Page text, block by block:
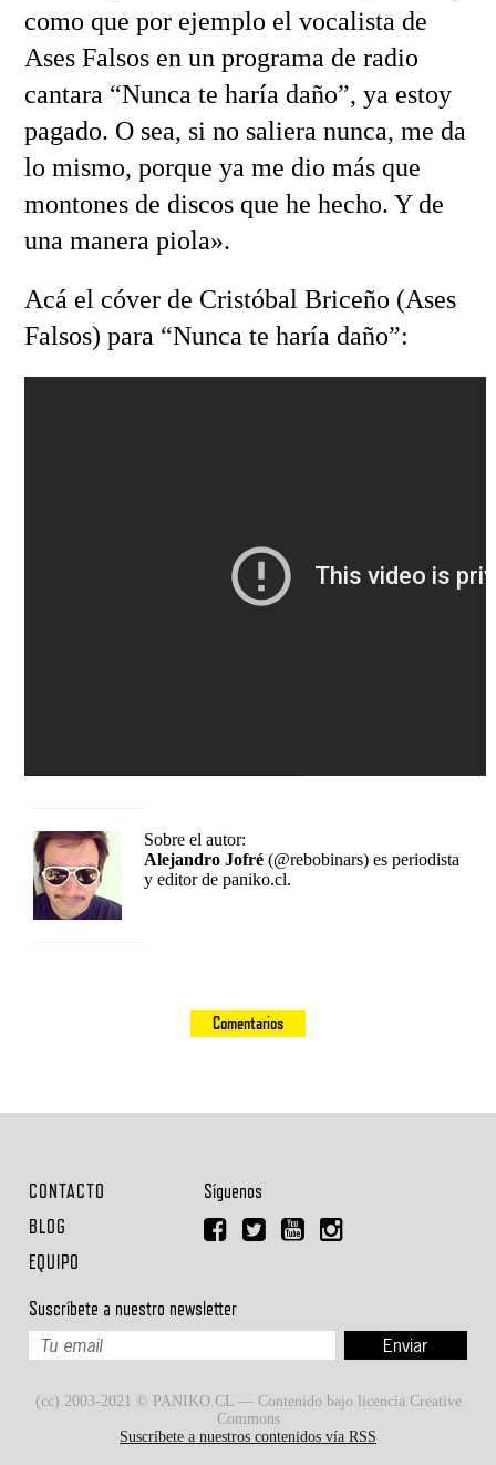
como que por ejemplo el vocalista de
Ases Falsos en un programa de radio
cantara “Nunca te haría daño”, ya estoy
pagado. O sea, si no saliera nunca, me da
lo mismo, porque ya me dio más que
montones de discos que he hecho. Y de
una manera piola».
Acá el cóver de Cristóbal Briceño (Ases
Falsos) para “Nunca te haría daño”:
Sobre el autor:
Alejandro Jofré (@rebobinars) es periodista
y editor de paniko.cl.
Comentarios
CONTACTO
BLOG
EQUIPO
Síguenos
Suscríbete a nuestro newsletter
(cc) 2003-2021 © PANIKO.CL — Contenido bajo licencia Creative
Commons
Suscríbete a nuestros contenidos vía RSS